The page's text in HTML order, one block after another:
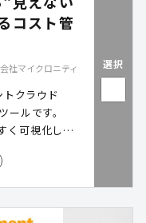
コスト管
社マイクロニティ
クラウド
ールです。
く可視化し、
援します。
により、ク
選択